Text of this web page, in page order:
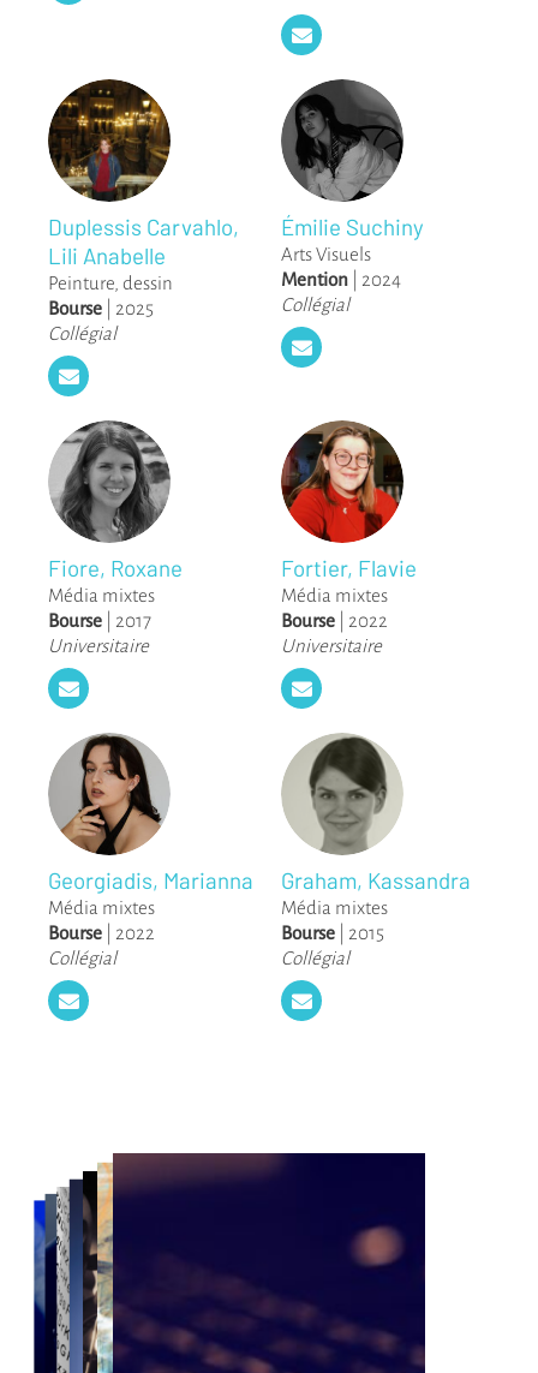
Duplessis Carvahlo,
Lili Anabelle
Peinture, dessin
Bourse
2025
Collégial
Émilie Suchiny
Arts Visuels
Mention
2024
Collégial
Fiore, Roxane
Média mixtes
Bourse
2017
Universitaire
Fortier, Flavie
Média mixtes
Bourse
2022
Universitaire
Georgiadis, Marianna
Média mixtes
Bourse
2022
Collégial
Graham, Kassandra
Média mixtes
Bourse
2015
Collégial